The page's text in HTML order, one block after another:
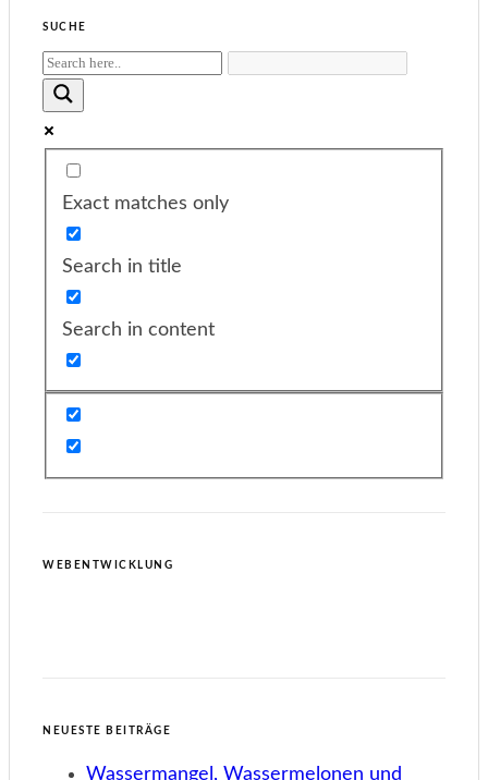
SUCHE
Exact matches only
Search in title
Search in content
WEBENTWICKLUNG
NEUESTE BEITRÄGE
Wassermangel, Wassermelonen und